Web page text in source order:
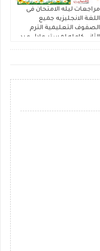
مراجعات ليله الامتحان فى
اللغة الانجليزيه جميع
الصفوف التعليمية الترم
الثانى كامله لمستر عادل عبد